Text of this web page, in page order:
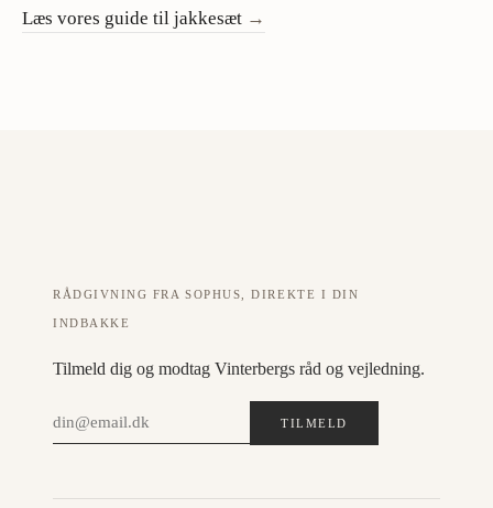
Læs vores guide til jakkesæt →
RÅDGIVNING FRA SOPHUS, DIREKTE I DIN
INDBAKKE
Tilmeld dig og modtag Vinterbergs råd og vejledning.
TILMELD